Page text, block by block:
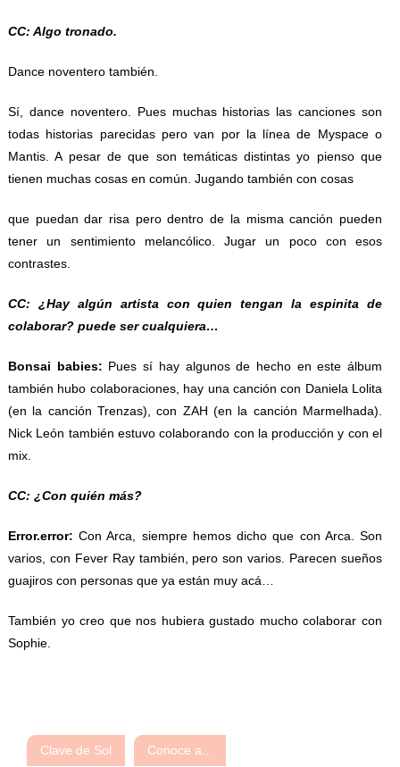
CC: Algo tronado.
Dance noventero también.
Sí, dance noventero. Pues muchas historias las canciones son
todas historias parecidas pero van por la línea de Myspace o
Mantis. A pesar de que son temáticas distintas yo pienso que
tienen muchas cosas en común. Jugando también con cosas
que puedan dar risa pero dentro de la misma canción pueden
tener un sentimiento melancólico. Jugar un poco con esos
contrastes.
CC: ¿Hay algún artista con quien tengan la espinita de
colaborar? puede ser cualquiera…
Bonsai babies: Pues sí hay algunos de hecho en este álbum
también hubo colaboraciones, hay una canción con Daniela Lolita
(en la canción Trenzas), con ZAH (en la canción Marmelhada).
Nick León también estuvo colaborando con la producción y con el
mix.
CC: ¿Con quién más?
Error.error:Con Arca, siempre hemos dicho que con Arca. Son
varios, con Fever Ray también, pero son varios. Parecen sueños
guajiros con personas que ya están muy acá…
También yo creo que nos hubiera gustado mucho colaborar con
Sophie.
Clave de Sol Conoce a...